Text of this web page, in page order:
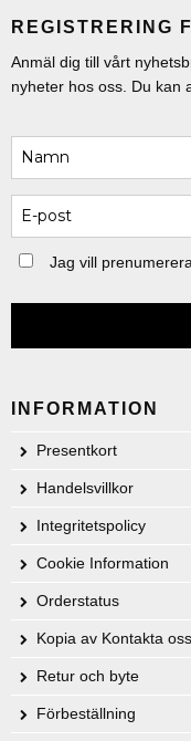
REGISTRERING
Anmäl dig till vårt
nyheter hos oss. Du kan
Jag vill
INFORMATION
Presentkort
Handelsvillkor
Integritetspolicy
Cookie Information
Orderstatus
Kopia av Kontakta oss
Retur och byte
Förbeställning